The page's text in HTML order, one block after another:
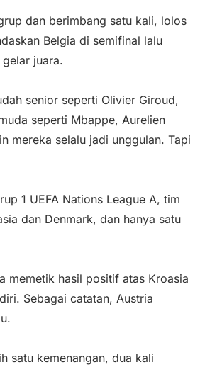
dan berimbang satu kali, lolos
Belgia di semifinal lalu
juara.
senior seperti Olivier Giroud,
seperti Mbappe, Aurelien
mereka selalu jadi unggulan. Tapi
1 UEFA Nations League A, tim
dan Denmark, dan hanya satu
memetik hasil positif atas Kroasia
Sebagai catatan, Austria
satu kemenangan, dua kali